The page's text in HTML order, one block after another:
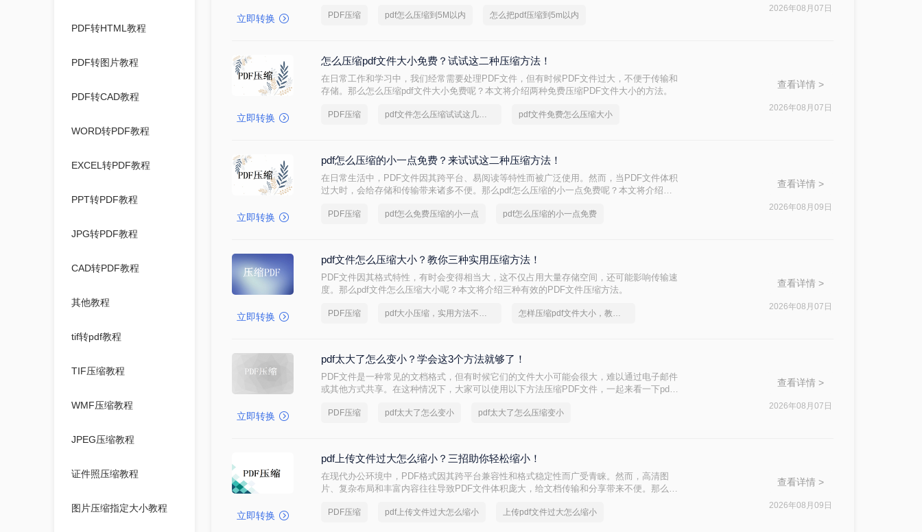
PDF转HTML教程
PDF转图片教程
PDF转CAD教程
WORD转PDF教程
EXCEL转PDF教程
PPT转PDF教程
JPG转PDF教程
CAD转PDF教程
其他教程
tif转pdf教程
TIF压缩教程
WMF压缩教程
JPEG压缩教程
证件照压缩教程
图片压缩指定大小教程
立即转换 PDF压缩 pdf怎么压缩到5M以内 怎么把pdf压缩到5m以内
2026年08月07日
立即转换
怎么压缩pdf文件大小免费？试试这二种压缩方法！
在日常工作和学习中，我们经常需要处理PDF文件，但有时候PDF文件过大，不便于传输和
存储。那么怎么压缩pdf文件大小免费呢？本文将介绍两种免费压缩PDF文件大小的方法。
PDF压缩 pdf文件怎么压缩试试这几个方法 pdf文件免费怎么压缩大小
查看详情 >
2026年08月07日
立即转换
pdf怎么压缩的小一点免费？来试试这二种压缩方法！
在日常生活中，PDF文件因其跨平台、易阅读等特性而被广泛使用。然而，当PDF文件体积
过大时，会给存储和传输带来诸多不便。那么pdf怎么压缩的小一点免费呢？本文将介绍两
PDF压缩 pdf怎么免费压缩的小一点 pdf怎么压缩的小一点免费
查看详情 >
2026年08月09日
立即转换
pdf文件怎么压缩大小？教你三种实用压缩方法！
PDF文件因其格式特性，有时会变得相当大，这不仅占用大量存储空间，还可能影响传输速
度。那么pdf文件怎么压缩大小呢？本文将介绍三种有效的PDF文件压缩方法。
PDF压缩 pdf大小压缩，实用方法不要错过 怎样压缩pdf文件大小，教你几个方法
查看详情 >
2026年08月07日
立即转换
pdf太大了怎么变小？学会这3个方法就够了！
PDF文件是一种常见的文档格式，但有时候它们的文件大小可能会很大，难以通过电子邮件
或其他方式共享。在这种情况下，大家可以使用以下方法压缩PDF文件，一起来看一下pdf
PDF压缩 pdf太大了怎么变小 pdf太大了怎么压缩变小
查看详情 >
2026年08月07日
立即转换
pdf上传文件过大怎么缩小？三招助你轻松缩小！
在现代办公环境中，PDF格式因其跨平台兼容性和格式稳定性而广受青睐。然而，高清图
片、复杂布局和丰富内容往往导致PDF文件体积庞大，给文档传输和分享带来不便。那么
PDF文件，提升文档传输效率。
PDF压缩 pdf上传文件过大怎么缩小 上传pdf文件过大怎么缩小
查看详情 >
2026年08月09日